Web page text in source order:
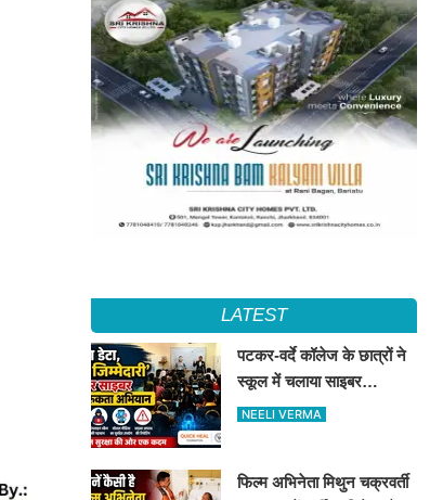
LATEST
पटकर-वर्दे कॉलेज के छात्रों ने
स्कूल में चलाया साइबर
जागरूकता अभियान, डिजिटल
NEELI VERMA
फिल्म अभिनेता मिथुन चक्रवर्ती